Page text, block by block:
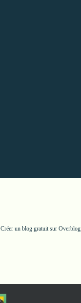
Créer un blog gratuit sur Overblog